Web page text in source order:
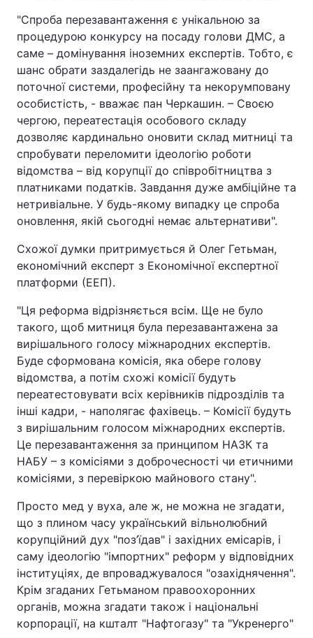
"Спроба перезавантаження є унікальною за
процедурою конкурсу на посаду голови ДМС, а
саме – домінування іноземних експертів. Тобто, є
шанс обрати заздалегідь не заангажовану до
поточної системи, професійну та некорумповану
особистість, - вважає пан Черкашин. – Своєю
чергою, переатестація особового складу
дозволяє кардинально оновити склад митниці та
спробувати переломити ідеологію роботи
відомства – від корупції до співробітництва з
платниками податків. Завдання дуже амбіційне та
нетривіальне. У будь-якому випадку це спроба
оновлення, якій сьогодні немає альтернативи".
Схожої думки притримується й Олег Гетьман,
економічний експерт з Економічної експертної
платформи (ЕЕП).
"Ця реформа відрізняється всім. Ще не було
такого, щоб митниця була перезавантажена за
вирішального голосу міжнародних експертів.
Буде сформована комісія, яка обере голову
відомства, а потім схожі комісії будуть
переатестовувати всіх керівників підрозділів та
інші кадри, - наполягає фахівець. – Комісії будуть
з вирішальним голосом міжнародних експертів.
Це перезавантаження за принципом НАЗК та
НАБУ – з комісіями з доброчесності чи етичними
комісіями, з перевіркою майнового стану".
Просто мед у вуха, але ж, не можна не згадати,
що з плином часу український вільнолюбний
корупційний дух "поз’їдав" і західних емісарів, і
саму ідеологію "імпортних" реформ у відповідних
інституціях, де впроваджувалося "озахіднячення".
Крім згаданих Гетьманом правоохоронних
органів, можна згадати також і національні
корпорації, на кшталт "Нафтогазу" та "Укренерго"